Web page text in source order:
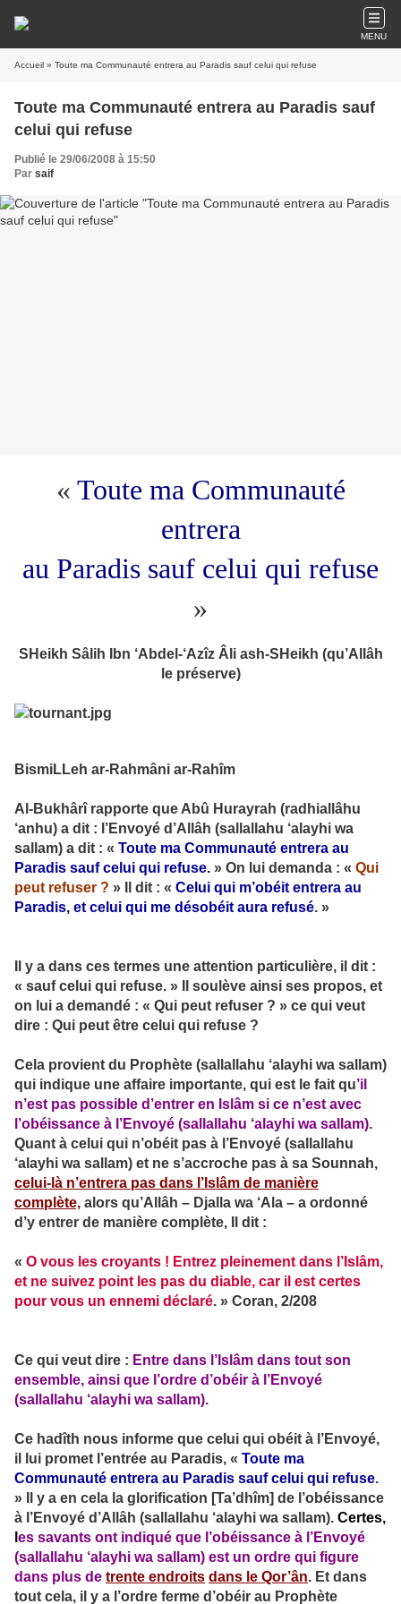
MENU
Accueil » Toute ma Communauté entrera au Paradis sauf celui qui refuse
Toute ma Communauté entrera au Paradis sauf
celui qui refuse
Publié le 29/06/2008 à 15:50
Par saif
« Toute ma Communauté
entrera
au Paradis sauf celui qui refuse
»
SHeikh Sâlih Ibn ‘Abdel-‘Azîz Âli ash-SHeikh (qu’Allâh
le préserve)
BismiLLeh ar-Rahmâni ar-Rahîm
Al-Bukhârî rapporte que Abû Hurayrah (radhiallâhu
‘anhu) a dit : l’Envoyé d’Allâh (sallallahu ‘alayhi wa
sallam) a dit : « Toute ma Communauté entrera au
Paradis sauf celui qui refuse. » On lui demanda : « Qui
peut refuser ? » Il dit : « Celui qui m’obéit entrera au
Paradis, et celui qui me désobéit aura refusé. »
Il y a dans ces termes une attention particulière, il dit :
« sauf celui qui refuse. » Il soulève ainsi ses propos, et
on lui a demandé : « Qui peut refuser ? » ce qui veut
dire : Qui peut être celui qui refuse ?
Cela provient du Prophète (sallallahu ‘alayhi wa sallam)
qui indique une affaire importante, qui est le fait qu’il
n’est pas possible d’entrer en Islâm si ce n’est avec
l’obéissance à l’Envoyé (sallallahu ‘alayhi wa sallam).
Quant à celui qui n’obéit pas à l’Envoyé (sallallahu
‘alayhi wa sallam) et ne s’accroche pas à sa Sounnah,
celui-là n’entrera pas dans l’Islâm de manière
complète, alors qu’Allâh – Djalla wa ‘Ala – a ordonné
d’y entrer de manière complète, Il dit :
« O vous les croyants ! Entrez pleinement dans l’Islâm,
et ne suivez point les pas du diable, car il est certes
pour vous un ennemi déclaré. » Coran, 2/208
Ce qui veut dire : Entre dans l’Islâm dans tout son
ensemble, ainsi que l’ordre d’obéir à l’Envoyé
(sallallahu ‘alayhi wa sallam).
Ce hadîth nous informe que celui qui obéit à l’Envoyé,
il lui promet l’entrée au Paradis, « Toute ma
Communauté entrera au Paradis sauf celui qui refuse.
» Il y a en cela la glorification [Ta’dhîm] de l’obéissance
à l’Envoyé d’Allâh (sallallahu ‘alayhi wa sallam). Certes,
es savants ont indiqué que l’obéissance à l’Envoyé
(sallallahu ‘alayhi wa sallam) est un ordre qui figure
dans plus de trente endroits dans le Qor’ân. Et dans
tout cela, il y a l’ordre ferme d’obéir au Prophète